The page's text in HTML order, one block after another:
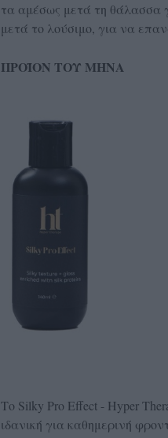
τα αμέσως μετά τη θάλασσα
μετά το λούσιμο, για να
ΠΡΟΪΟΝ ΤΟΥ ΜΗΝΑ
Το Silky Pro Effect - Hyper
ιδανική για καθημερινή